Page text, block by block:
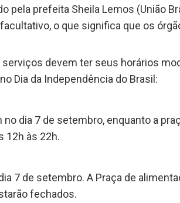
pela prefeita Sheila Lemos (União
o que significa que os
devem ter seus horários
Dia da Independência do Brasil:
dia 7 de setembro, enquanto a
12h às 22h.
7 de setembro. A Praça de
fechados.